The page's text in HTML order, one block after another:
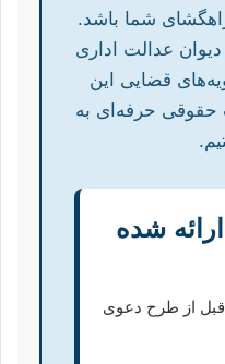
شما باشد.
دیوان عدالت اداری
قضایی این
حقوقی حرفه‌ای به
شده
از طرح دعوی